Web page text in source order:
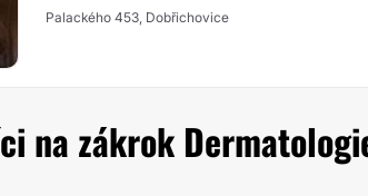
Palackého 453, Dobřichovice
na zákrok